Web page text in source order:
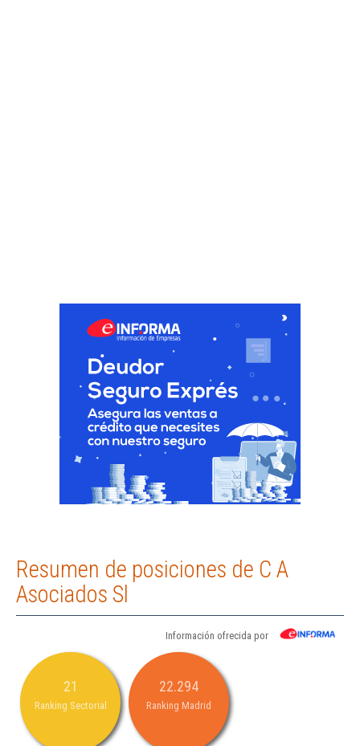
Resumen de posiciones de C A
Asociados Sl
Información ofrecida por
21
Ranking Sectorial
22.294
Ranking Madrid